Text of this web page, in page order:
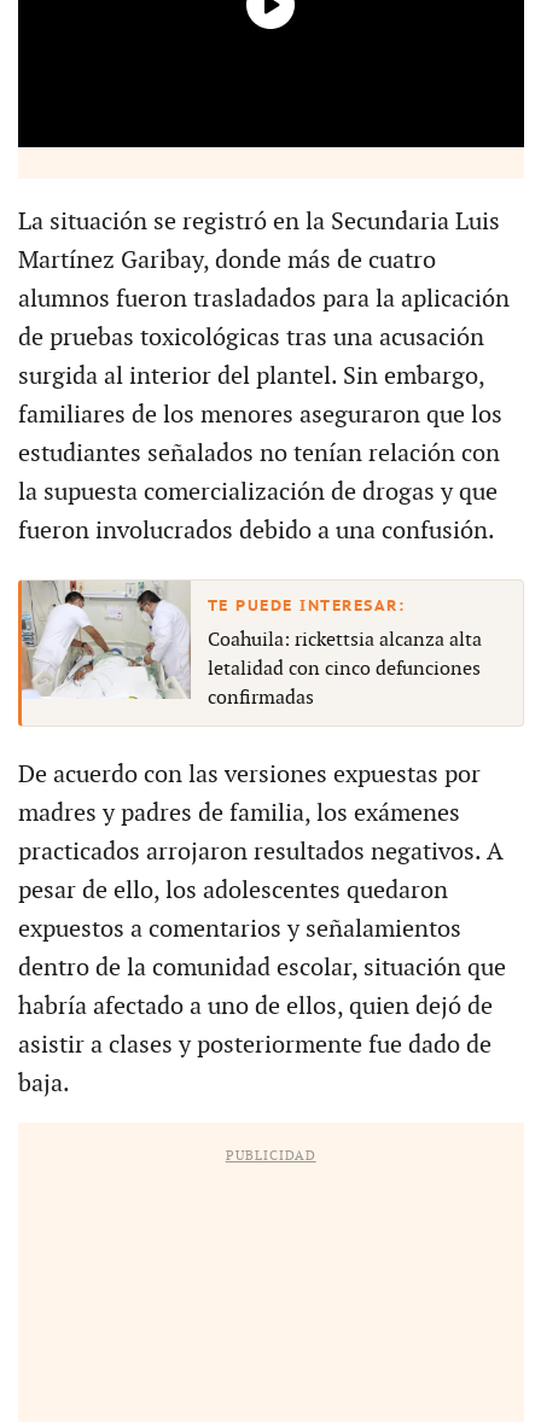
La situación se registró en la Secundaria Luis
Martínez Garibay, donde más de cuatro
alumnos fueron trasladados para la aplicación
de pruebas toxicológicas tras una acusación
surgida al interior del plantel. Sin embargo,
familiares de los menores aseguraron que los
estudiantes señalados no tenían relación con
la supuesta comercialización de drogas y que
fueron involucrados debido a una confusión.
Coahuila: rickettsia alcanza alta
letalidad con cinco defunciones
confirmadas
De acuerdo con las versiones expuestas por
madres y padres de familia, los exámenes
practicados arrojaron resultados negativos. A
pesar de ello, los adolescentes quedaron
expuestos a comentarios y señalamientos
dentro de la comunidad escolar, situación que
habría afectado a uno de ellos, quien dejó de
asistir a clases y posteriormente fue dado de
baja.
PUBLICIDAD